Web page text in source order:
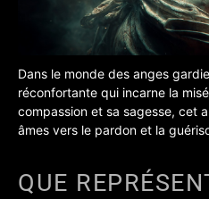
Dans le monde des anges
réconfortante qui incarne la
compassion et sa sagesse, cet
âmes vers le pardon et la
QUE